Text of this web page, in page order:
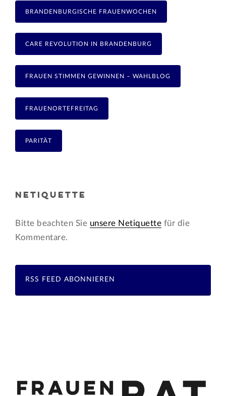
BRANDENBURGISCHE FRAUENWOCHEN
CARE REVOLUTION IN BRANDENBURG
FRAUEN STIMMEN GEWINNEN – WAHLBLOG
FRAUENORTEFREITAG
PARITÄT
NETIQUETTE
Bitte beachten Sie unsere Netiquette für die
Kommentare.
RSS FEED ABONNIEREN